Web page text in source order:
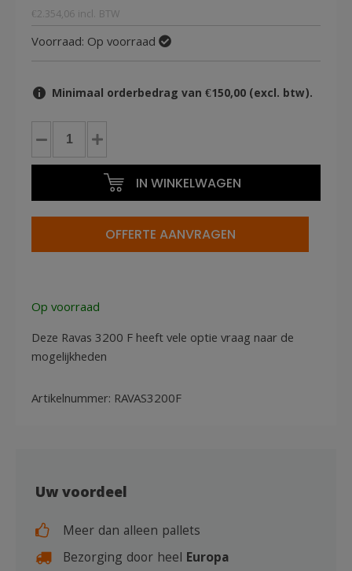
€ 2.354,06 incl. BTW
Voorraad: Op voorraad
Minimaal orderbedrag van €150,00 (excl. btw).
met
en
aantal
IN WINKELWAGEN
OFFERTE AANVRAGEN
Op voorraad
Deze Ravas 3200 F heeft vele optie vraag naar de
mogelijkheden
Artikelnummer: RAVAS3200F
Uw voordeel
Meer dan alleen pallets
Bezorging door heel Europa